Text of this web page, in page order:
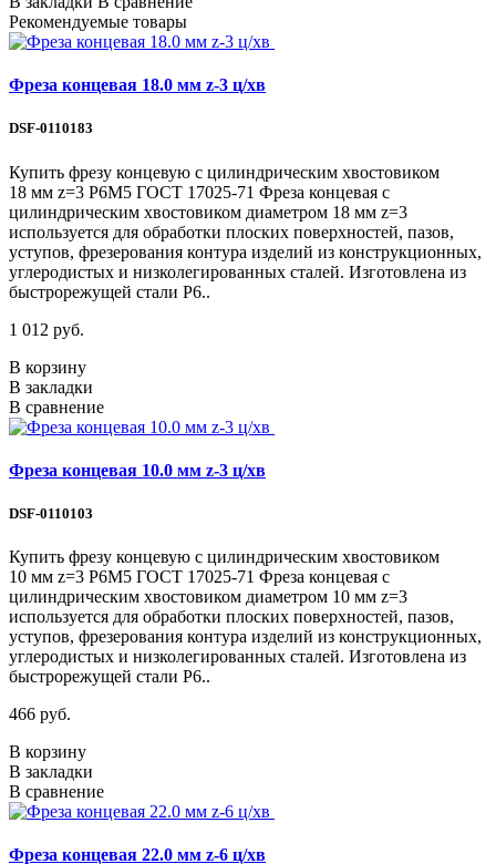
Рекомендуемые товары
Фреза концевая 18.0 мм z-3 ц/хв
DSF-0110183
Купить фрезу концевую с цилиндрическим хвостовиком
18 мм z=3 Р6М5 ГОСТ 17025-71 Фреза концевая с
цилиндрическим хвостовиком диаметром 18 мм z=3
используется для обработки плоских поверхностей, пазов,
уступов, фрезерования контура изделий из конструкционных,
углеродистых и низколегированных сталей. Изготовлена из
быстрорежущей стали Р6..
1 012 руб.
В корзину
В закладки
В сравнение
Фреза концевая 10.0 мм z-3 ц/хв
DSF-0110103
Купить фрезу концевую с цилиндрическим хвостовиком
10 мм z=3 Р6М5 ГОСТ 17025-71 Фреза концевая с
цилиндрическим хвостовиком диаметром 10 мм z=3
используется для обработки плоских поверхностей, пазов,
уступов, фрезерования контура изделий из конструкционных,
углеродистых и низколегированных сталей. Изготовлена из
быстрорежущей стали Р6..
466 руб.
В корзину
В закладки
В сравнение
Фреза концевая 22.0 мм z-6 ц/хв